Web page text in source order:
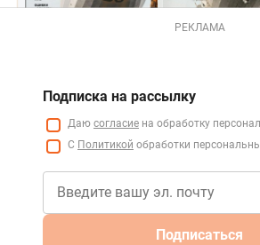
РЕКЛАМА
Подписка на рассылку
Даю согласие на обработку
С Политикой обработки
Подписаться